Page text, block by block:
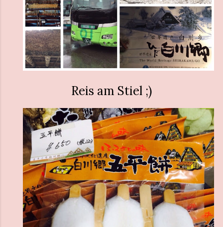
Reis am Stiel ;)